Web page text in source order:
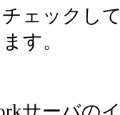
ェックし
す。